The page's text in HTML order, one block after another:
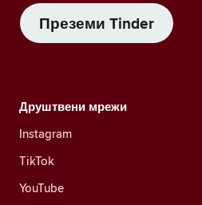
Преземи Tinder
Друштвени мрежи
Instagram
TikTok
YouTube